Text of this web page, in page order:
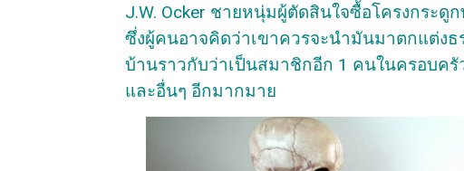
J.W. Ocker ชายหนุ่มผู้ตัดสินใจซื้อโครงกระ
ซึ่งผู้คนอาจคิดว่าเขาควรจะนำมันมาตกแต่ง
บ้านราวกับว่าเป็นสมาชิกอีก 1 คนในครอบค
และอื่นๆ อีกมากมาย